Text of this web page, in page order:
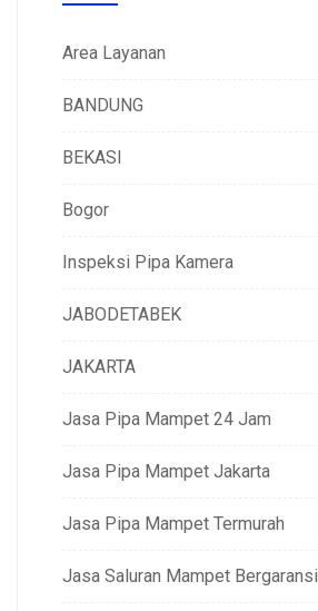
Area Layanan
BANDUNG
BEKASI
Bogor
Inspeksi Pipa Kamera
JABODETABEK
JAKARTA
Jasa Pipa Mampet 24 Jam
Jasa Pipa Mampet Jakarta
Jasa Pipa Mampet Termurah
Jasa Saluran Mampet Bergaransi